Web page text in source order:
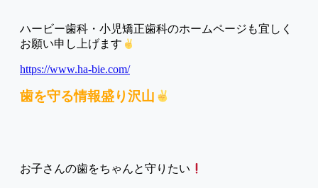
ハービー歯科・小児矯正歯科のホームページも宜しく
お願い申し上げます
https://www.ha-bie.com/
歯を守る情報盛り沢山
お子さんの歯をちゃんと守りたい